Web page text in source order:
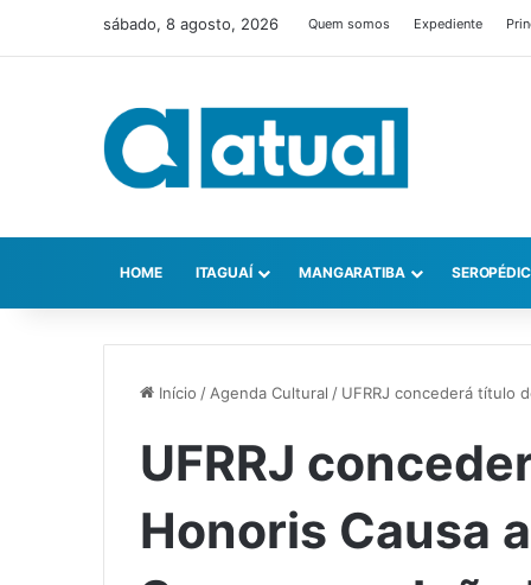
sábado, 8 agosto, 2026 Quem somos Expediente
HOME ITAGUAÍ MANGARATIBA
Início /Agenda Cultural / UFRRJ concederá título
UFRRJ
Honoris Causa